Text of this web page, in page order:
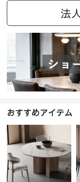
法
おすすめアイテム